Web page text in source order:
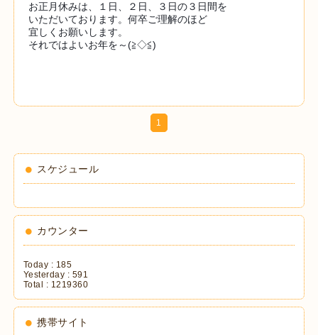
お正月休みは、１日、２日、３日の３日間を
いただいております。何卒ご理解のほど
宜しくお願いします。
それではよいお年を～(≧◇≦)
1
スケジュール
カウンター
Today : 185
Yesterday : 591
Total : 1219360
携帯サイト